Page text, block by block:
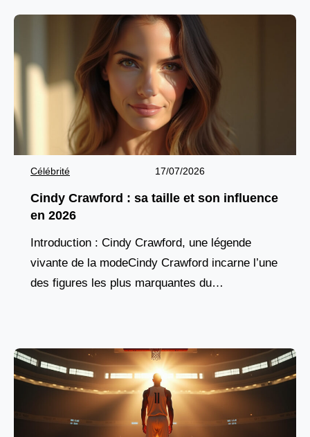
Célébrité 17/07/2026
Cindy Crawford : sa taille et son influence
en 2026
Introduction : Cindy Crawford, une légende
vivante de la modeCindy Crawford incarne l’une
des figures les plus marquantes du